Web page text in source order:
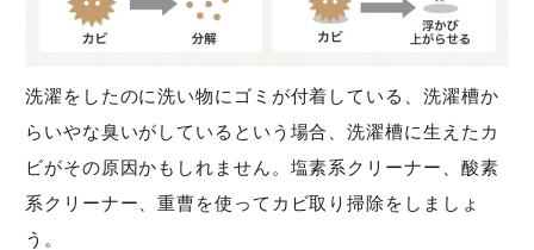
洗濯をしたのに洗い物にゴミが付着している、洗濯槽か
らいやな臭いがしているという場合、洗濯槽に生えたカ
ビがその原因かもしれません。塩素系クリーナー、酸素
系クリーナー、重曹を使ってカビ取り掃除をしましょ
う。